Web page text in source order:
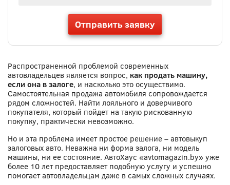
Распространенной проблемой современных
автовладельцев является вопрос, как продать машину,
если она в залоге, и насколько это осуществимо.
Самостоятельная продажа автомобиля сопровождается
рядом сложностей. Найти лояльного и доверчивого
покупателя, который пойдет на такую рискованную
покупку, практически невозможно.
Но и эта проблема имеет простое решение – автовыкуп
залоговых авто. Неважна ни форма залога, ни модель
машины, ни ее состояние. АвтоХаус «avtomagazin.by» уже
более 10 лет предоставляет подобную услугу и успешно
помогает автовладельцам даже в самых сложных случаях.
Отправить заявку